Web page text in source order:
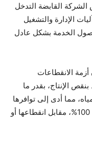
القابضة التدخل
الإدارة والتشغيل
وصول الخدمة بشكل عادل
أزمة الانقطاعات
الإنتاج، بقدر ما
مما أدى إلى توافرها
بكثافة في بعض المناطق بنسبة تصل إلى 100%، مقابل انقطاعها أو